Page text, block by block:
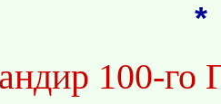
100-го